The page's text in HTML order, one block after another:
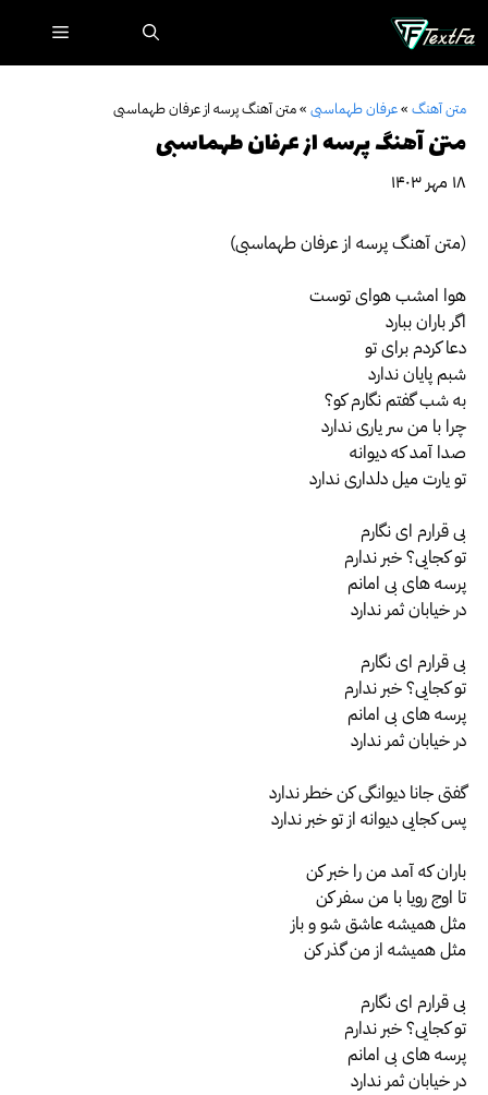
محتوا
فهرست
متن آهنگ »عرفان طهماسبی »متن آهنگ پرسه از عرفان طهماسبی
متن آهنگ پرسه از عرفان طهماسبی
۱۸ مهر ۱۴۰۳
(متن آهنگ پرسه از عرفان طهماسبی)
هوا امشب هوای توست
اگر باران ببارد
دعا کردم برای تو
شبم پایان ندارد
به شب گفتم نگارم کو؟
چرا با من سر یاری ندارد
صدا آمد که دیوانه
تو یارت میل دلداری ندارد
بی قرارم ای نگارم
تو کجایی؟ خبر ندارم
پرسه های بی امانم
در خیابان ثمر ندارد
بی قرارم ای نگارم
تو کجایی؟ خبر ندارم
پرسه های بی امانم
در خیابان ثمر ندارد
گفتی جانا دیوانگی کن خطر ندارد
پس کجایی دیوانه از تو خبر ندارد
باران که آمد من را خبر کن
تا اوج رویا با من سفر کن
مثل همیشه عاشق شو و باز
مثل همیشه از من گذر کن
بی قرارم ای نگارم
تو کجایی؟ خبر ندارم
پرسه های بی امانم
در خیابان ثمر ندارد